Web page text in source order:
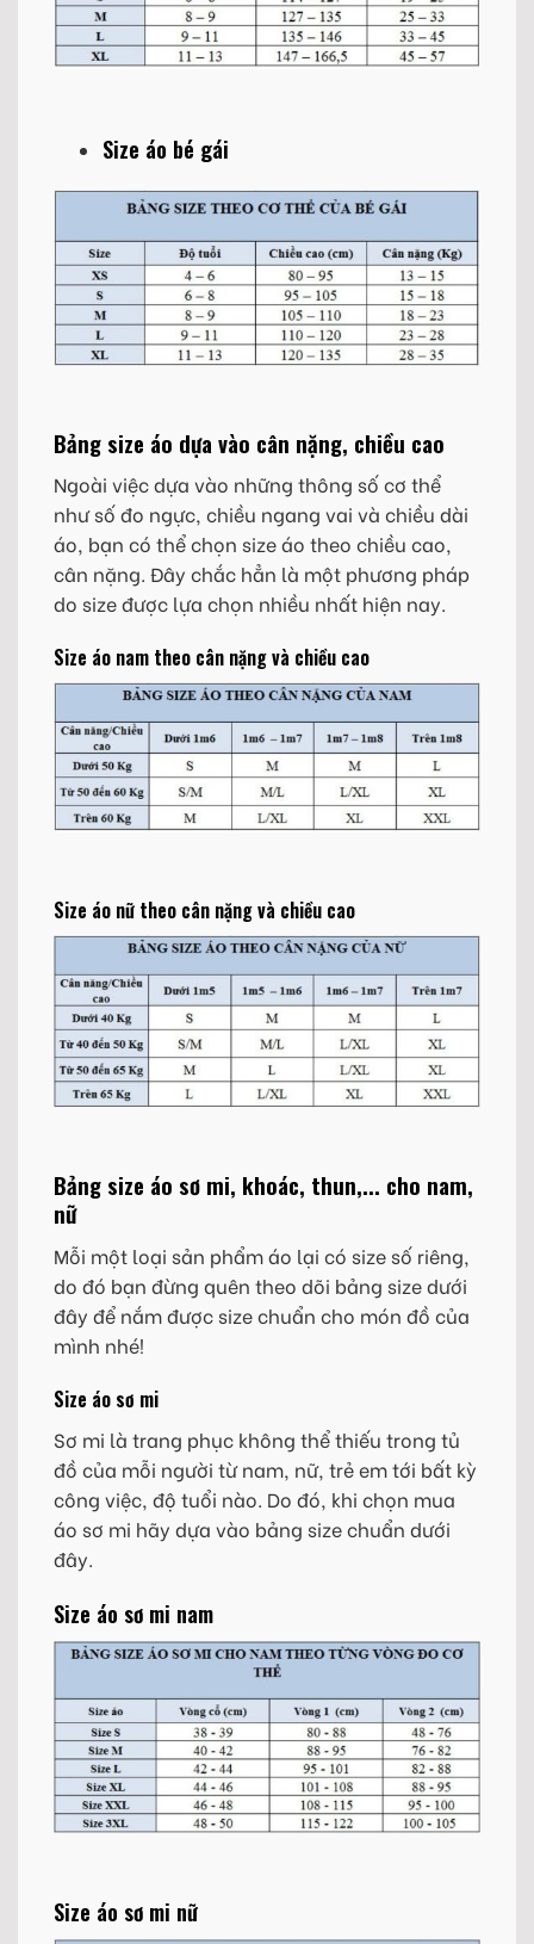
Size áo bé gái
Bảng size áo dựa vào cân nặng, chiều cao
Ngoài việc dựa vào những thông số cơ thể
như số đo ngực, chiều ngang vai và chiều dài
áo, bạn có thể chọn size áo theo chiều cao,
cân nặng. Đây chắc hẳn là một phương pháp
do size được lựa chọn nhiều nhất hiện nay.
Size áo nam theo cân nặng và chiều cao
Size áo nữ theo cân nặng và chiều cao
Bảng size áo sơ mi, khoác, thun,... cho nam,
nữ
Mỗi một loại sản phẩm áo lại có size số riêng,
do đó bạn đừng quên theo dõi bảng size dưới
đây để nắm được size chuẩn cho món đồ của
mình nhé!
Size áo sơ mi
Sơ mi là trang phục không thể thiếu trong tủ
đồ của mỗi người từ nam, nữ, trẻ em tới bất kỳ
công việc, độ tuổi nào. Do đó, khi chọn mua
áo sơ mi hãy dựa vào bảng size chuẩn dưới
đây.
Size áo sơ mi nam
Size áo sơ mi nữ